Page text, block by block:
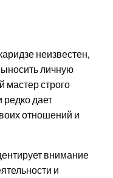
неизвестен,
личную
мастер строго
дает
отношений и
внимание
и